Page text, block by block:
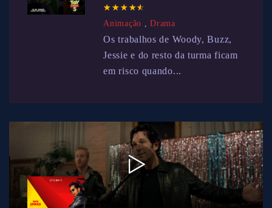
☆ ☆ ☆ ☆☆
★ ★ ★ ★★
Animação ,Drama
Os trabalhos de Woody, Buzz,
Jessie e do resto da turma ficam
em risco quando...